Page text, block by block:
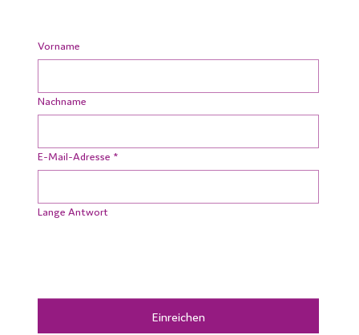
Vorname
Nachname
E-Mail-Adresse *
Lange Antwort
Einreichen